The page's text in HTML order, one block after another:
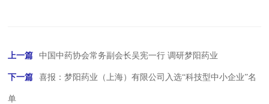
上一篇 中国中药协会常务副会长吴宪一行 调研梦阳药业
下一篇 喜报：梦阳药业（上海）有限公司入选“科技型中小企业”名
单